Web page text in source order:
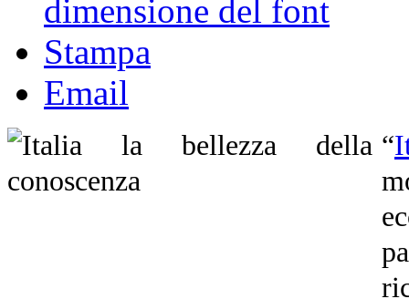
dimensione del font
Stampa
Email
“